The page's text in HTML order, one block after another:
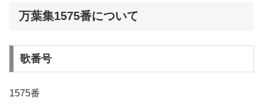
万葉集1575番について
歌番号
1575番